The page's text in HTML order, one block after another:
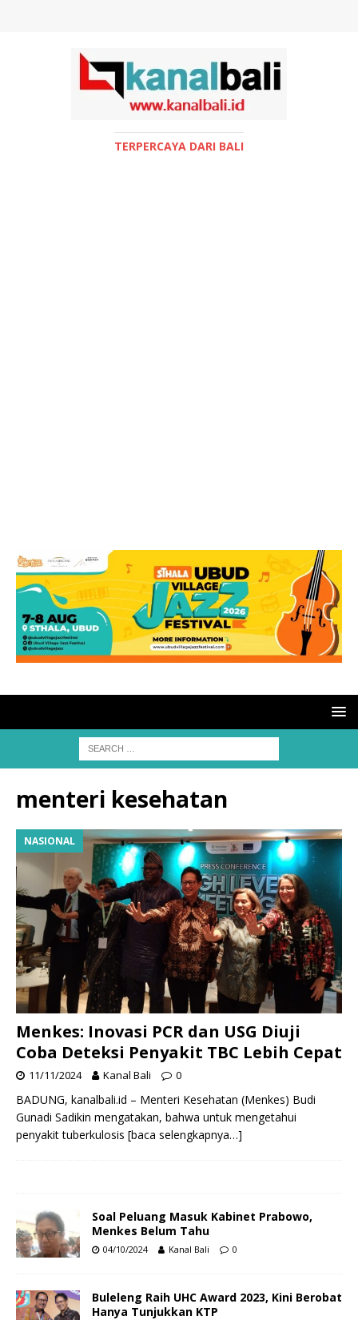
TERPERCAYA DARI BALI
menteri kesehatan
NASIONAL
Menkes: Inovasi PCR dan USG Diuji
Coba Deteksi Penyakit TBC Lebih Cepat
11/11/2024 Kanal Bali 0
BADUNG, kanalbali.id – Menteri Kesehatan (Menkes) Budi
Gunadi Sadikin mengatakan, bahwa untuk mengetahui
penyakit tuberkulosis [baca selengkapnya…]
Soal Peluang Masuk Kabinet Prabowo,
Menkes Belum Tahu
04/10/2024 Kanal Bali 0
Buleleng Raih UHC Award 2023, Kini Berobat
Hanya Tunjukkan KTP